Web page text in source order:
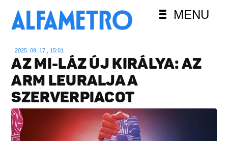
MENU
2025. 09. 17., 15:01
AZ MI-LÁZ ÚJ KIRÁLYA: AZ
ARM LEURALJA A
SZERVERPIACOT